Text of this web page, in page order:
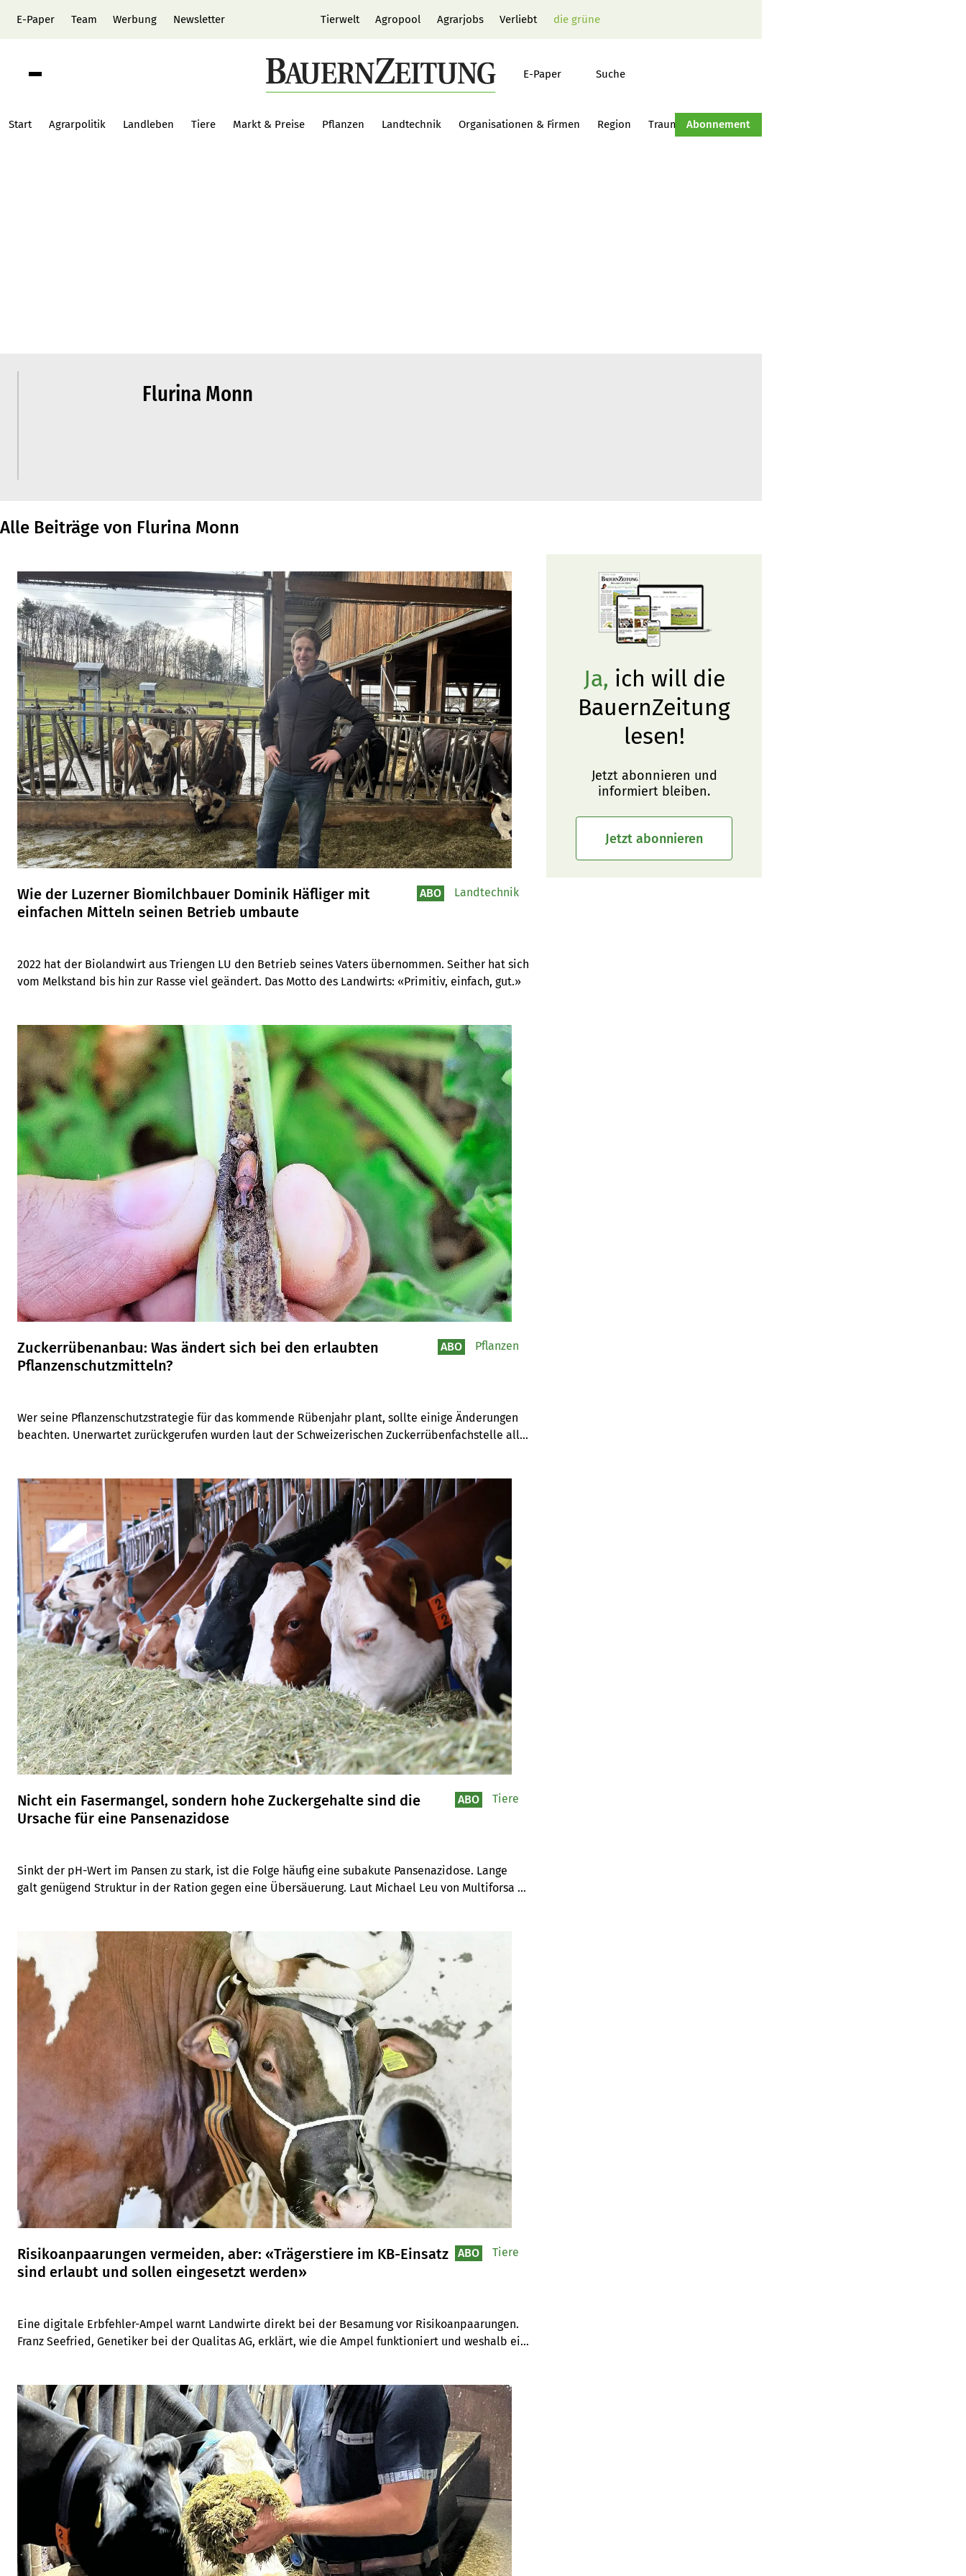
E-Paper Team Werbung Newsletter Tierwelt Agropool Agrarjobs Verliebt die grüne
E-Paper Suche
Start Agrarpolitik Landleben Tiere Markt & Preise Pflanzen Landtechnik Organisationen & Firmen Region Traumtraktor Hof-Management
Abonnement
Flurina Monn
Alle Beiträge von Flurina Monn
Wie der Luzerner Biomilchbauer Dominik Häfliger mit
einfachen Mitteln seinen Betrieb umbaute
2022 hat der Biolandwirt aus Triengen LU den Betrieb seines Vaters übernommen. Seither hat sich
vom Melkstand bis hin zur Rasse viel geändert. Das Motto des Landwirts: «Primitiv, einfach, gut.»
ABO Landtechnik
Zuckerrübenanbau: Was ändert sich bei den erlaubten
Pflanzenschutzmitteln?
Wer seine Pflanzenschutzstrategie für das kommende Rübenjahr plant, sollte einige Änderungen
beachten. Unerwartet zurückgerufen wurden laut der Schweizerischen Zuckerrübenfachstelle alle
ABO Pflanzen
Nicht ein Fasermangel, sondern hohe Zuckergehalte sind die
Ursache für eine Pansenazidose
Sinkt der pH-Wert im Pansen zu stark, ist die Folge häufig eine subakute Pansenazidose. Lange
galt genügend Struktur in der Ration gegen eine Übersäuerung. Laut Michael Leu von Multiforsa
ABO Tiere
Risikoanpaarungen vermeiden, aber: «Trägerstiere im KB-Einsatz
sind erlaubt und sollen eingesetzt werden»
Eine digitale Erbfehler-Ampel warnt Landwirte direkt bei der Besamung vor Risikoanpaarungen.
Franz Seefried, Genetiker bei der Qualitas AG, erklärt, wie die Ampel funktioniert und weshalb ein
ABO Tiere
Ja, ich will die
BauernZeitung
lesen!
Jetzt abonnieren und
informiert bleiben.
Jetzt abonnieren